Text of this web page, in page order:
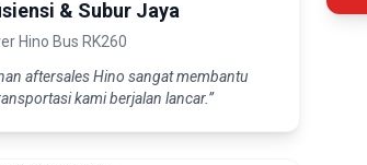
& Subur Jaya
Hino Bus RK260
aftersales Hino sangat membantu
kami berjalan lancar.”